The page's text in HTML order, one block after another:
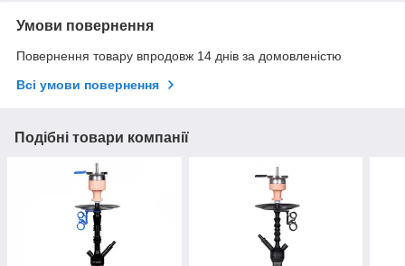
Умови повернення
Повернення товару впродовж 14 днів за домовленістю
Всі умови повернення
Подібні товари компанії